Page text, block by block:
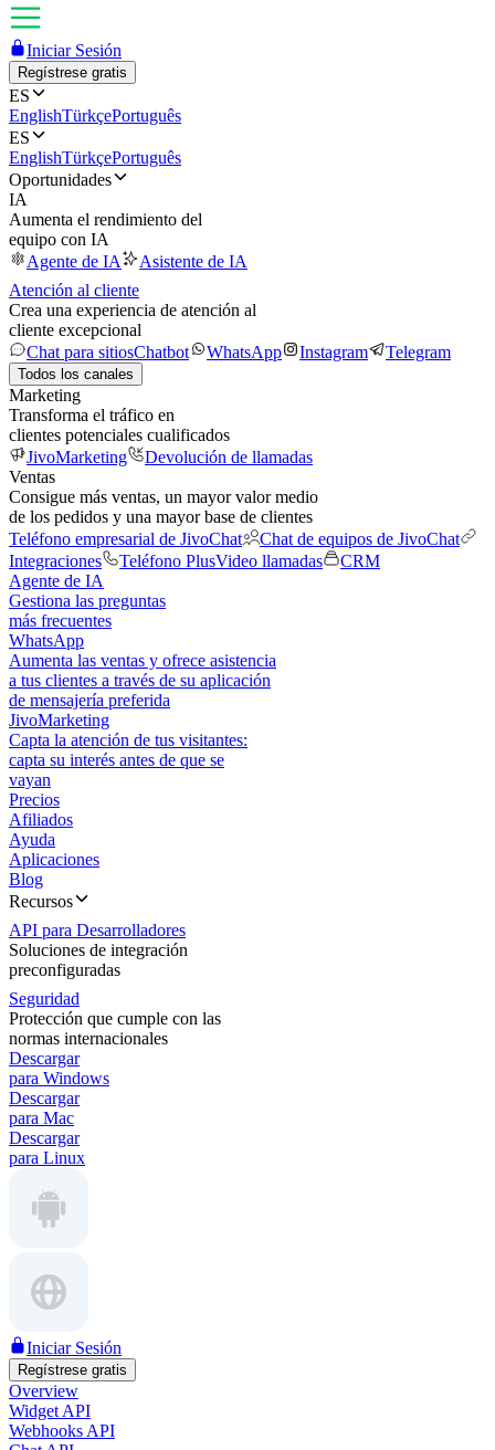
Iniciar Sesión
Regístrese gratis
ES
EnglishTürkçePortuguês
ES
EnglishTürkçePortuguês
Oportunidades
IA
Aumenta el rendimiento del
equipo con IA
Agente de IA
Asistente de IA
Atención al cliente
Crea una experiencia de atención al
cliente excepcional
Chat para sitiosChatbot WhatsApp Instagram Telegram
Todos los canales
Marketing
Transforma el tráfico en
clientes potenciales cualificados
JivoMarketing
Devolución de llamadas
Ventas
Consigue más ventas, un mayor valor medio
de los pedidos y una mayor base de clientes
Teléfono empresarial de JivoChat
Chat de equipos de JivoChat
Integraciones
Teléfono PlusVideo llamadas
CRM
Agente de IA
Gestiona las preguntas
más frecuentes
WhatsApp
Aumenta las ventas y ofrece asistencia
a tus clientes a través de su aplicación
de mensajería preferida
JivoMarketing
Capta la atención de tus visitantes:
capta su interés antes de que se
vayan
Precios
Afiliados
Ayuda
Aplicaciones
Blog
Recursos
API para Desarrolladores
Soluciones de integración
preconfiguradas
Seguridad
Protección que cumple con las
normas internacionales
Descargar
para Windows
Descargar
para Mac
Descargar
para Linux
Iniciar Sesión
Regístrese gratis
Overview
Widget API
Webhooks API